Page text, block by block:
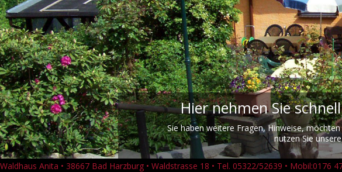
Hier nehmen Sie
Sie haben weitere Fragen, Hinweise,
nutzen Sie
Waldhaus Anita • 38667 Bad Harzburg • Waldstrasse 18 • Tel. 05322/52639 • Mobil:0176